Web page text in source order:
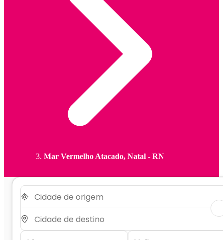
Mar Vermelho Atacado, Natal - RN